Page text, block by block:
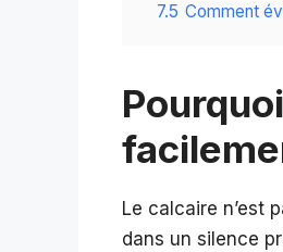
7.5 Comment
Le calcaire n’est
dans un silence